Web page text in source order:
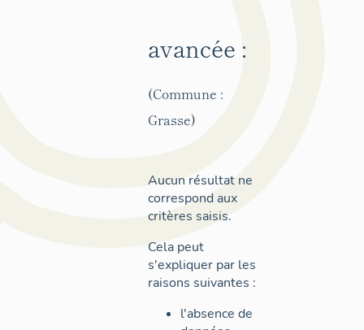
avancée :
(Commune :
Grasse)
Aucun résultat ne
correspond aux
critères saisis.
Cela peut
s'expliquer par les
raisons suivantes :
l'absence de